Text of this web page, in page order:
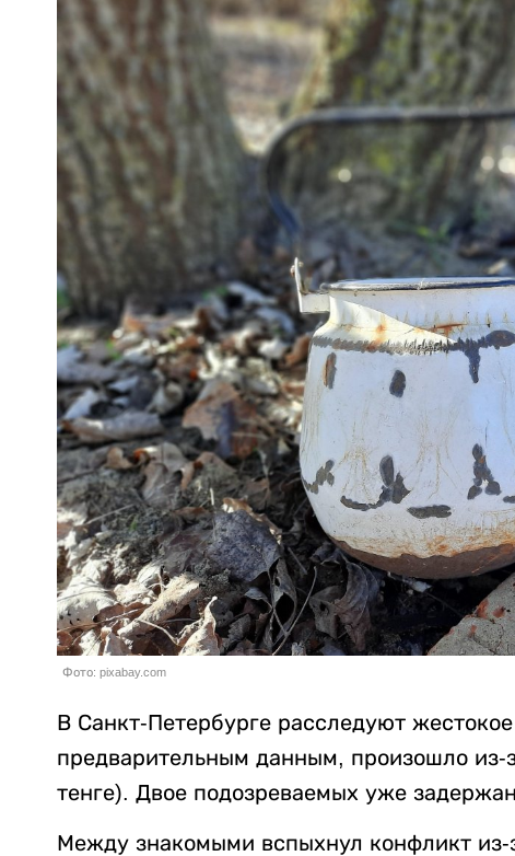
Фото: pixabay.com
В Санкт-Петербурге расследуют
предварительным данным, произошло из-
тенге). Двое подозреваемых уже
Между знакомыми вспыхнул конфликт из-